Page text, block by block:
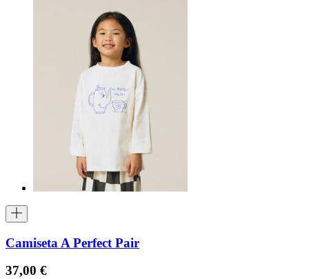
Camiseta A Perfect Pair
37,00 €